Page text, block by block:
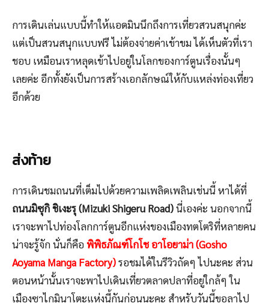
การเดินเล่นแบบนี้ทำให้แอดมินนึกถึงการเที่ยวสวนสนุกค่ะ
แต่เป็นสวนสนุกแบบฟรี ไม่ต้องจ่ายค่าเข้าขม ได้เห็นตัวที่เรา
ชอบ เหมือนเราหลุดเข้าไปอยู่ในโลกของการ์ตูนเรื่องนั้นๆ
เลยค่ะ อีกทั้งยังเป็นการสร้างเอกลักษณ์ให้กับแหล่งท่องเที่ยว
อีกด้วย
ส่งท้าย
การเดินชมถนนที่เต็มไปด้วยความเพลิดเพลินเช่นนี้ หาได้ที่
ถนนมิซุกิ ชิเงะรุ (Mizuki Shigeru Road)นี่เองค่ะ นอกจากนี้
เราจะพาไปท่องโลกการ์ตูนอีกแห่งของเมืองทตโตริที่หลายคน
น่าจะรู้จัก นั่นก็คือพิพิธภัณฑ์โกโช อาโอยาม่า (Gosho
Aoyama Manga Factory)รอชมได้ในรีวิวถัดๆ ไปนะคะ ส่วน
ตอนหน้านั้นเราจะพาไปเดินเที่ยวตลาดปลาที่อยู่ใกล้ๆ ใน
เมืองซาไกมินาโตะแห่งนี้กันก่อนนะคะ สำหรับวันนี้ขอลาไป